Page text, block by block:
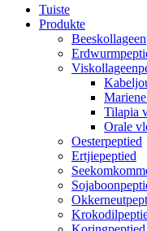
Tuiste
Produkte
Tilapia
Orale
Oesterpeptied
Ertjiepeptied